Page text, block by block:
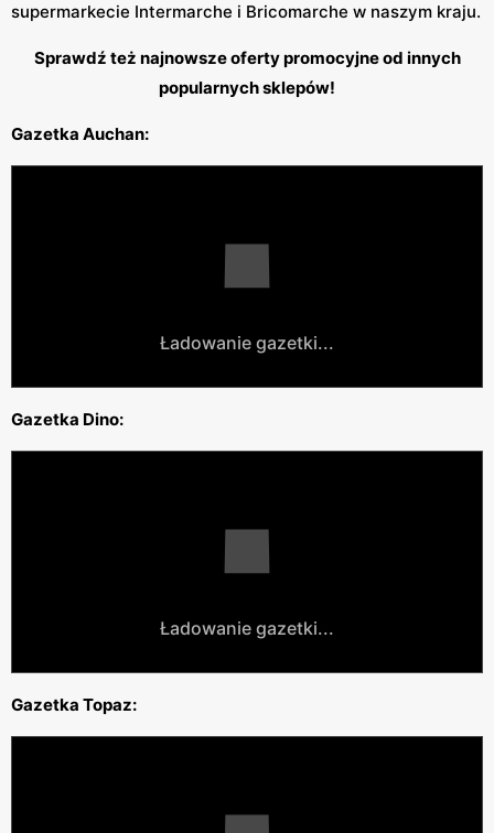
supermarkecie Intermarche i Bricomarche w naszym kraju.
Sprawdź też najnowsze oferty promocyjne od innych
popularnych sklepów!
Gazetka Auchan:
Ładowanie gazetki...
Gazetka Dino:
Ładowanie gazetki...
Gazetka Topaz: